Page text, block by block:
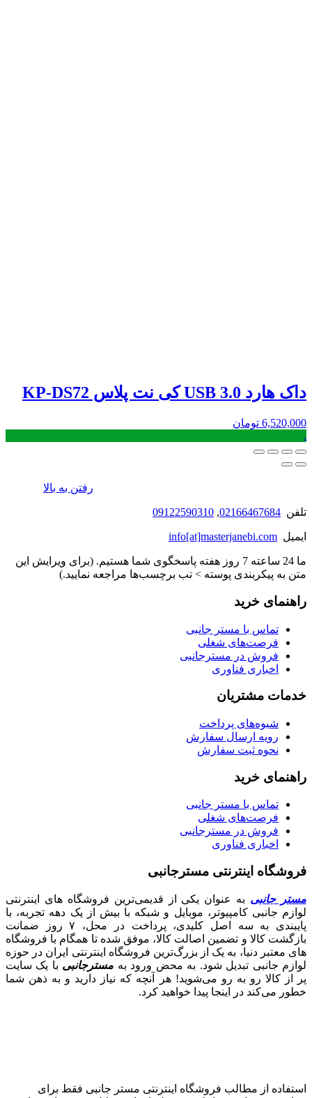
داک هارد USB 3.0 کی نت پلاس KP-DS72
6,520,000 تومان
.
رفتن به بالا
تلفن 02166467684
,
09122590310
ایمیل info[at]masterjanebi.com
ما 24 ساعته 7 روز هفته پاسخگوی شما هستیم. (برای ویرایش این
متن به پیکربندی پوسته > تب برچسب‌ها مراجعه نمایید.)
راهنمای خرید
تماس با مستر جانبی
فرصت‌های شغلی
فروش در مسترجانبی
اخباری فناوری
خدمات مشتریان
شیوه‌های پرداخت
رویه ارسال سفارش
نحوه ثبت سفارش
راهنمای خرید
تماس با مستر جانبی
فرصت‌های شغلی
فروش در مسترجانبی
اخباری فناوری
فروشگاه اینترنتی مسترجانبی
مستر جانبی به عنوان یکی از قدیمی‌ترین فروشگاه های اینترنتی
لوازم جانبی کامپیوتر، موبایل و شبکه با بیش از یک دهه تجربه، با
پایبندی به سه اصل کلیدی، پرداخت در محل، ۷ روز ضمانت
بازگشت کالا و تضمین اصالت کالا، موفق شده تا همگام با فروشگاه‌
های معتبر دنیا، به یک از بزرگ‌ترین فروشگاه اینترنتی ایران در حوزه
لوازم جانبی تبدیل شود. به محض ورود به مسترجانبی با یک سایت
پر از کالا رو به رو می‌شوید! هر آنچه که نیاز دارید و به ذهن شما
خطور می‌کند در اینجا پیدا خواهید کرد.
استفاده از مطالب فروشگاه اینترنتی مستر جانبی فقط برای